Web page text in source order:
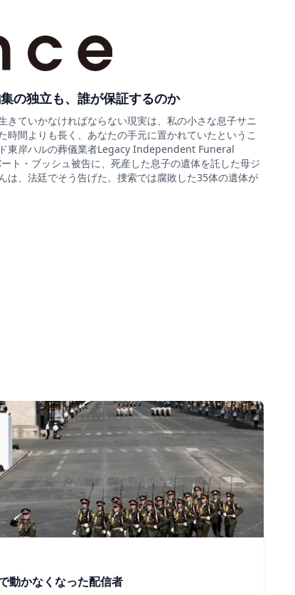
の独立も、誰が保証するのか
きていかなければならない現実は、私の小さな息子サニ
時間よりも長く、あなたの手元に置かれていたというこ
東岸ハルの葬儀業者Legacy Independent Funeral
ト・ブッシュ被告に、死産した息子の遺体を託した母ジ
は、法廷でそう告げた。捜索では腐敗した35体の遺体が
動かなくなった配信者